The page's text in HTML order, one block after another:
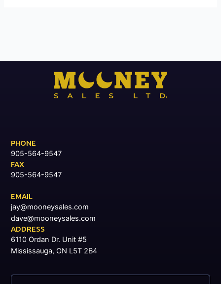
PHONE
905-564-9547
FAX
905-564-9547
EMAIL
jay@mooneysales.com
dave@mooneysales.com
ADDRESS
6110 Ordan Dr. Unit #5
Mississauga, ON L5T 2B4